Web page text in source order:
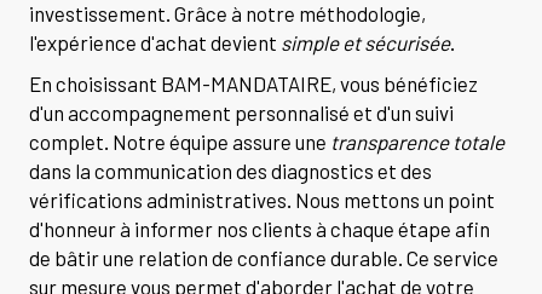
investissement. Grâce à notre méthodologie,
l'expérience d'achat devient simple et sécurisée.
En choisissant BAM-MANDATAIRE, vous bénéficiez
d'un accompagnement personnalisé et d'un suivi
complet. Notre équipe assure une transparence totale
dans la communication des diagnostics et des
vérifications administratives. Nous mettons un point
d'honneur à informer nos clients à chaque étape afin
de bâtir une relation de confiance durable. Ce service
sur mesure vous permet d'aborder l'achat de votre